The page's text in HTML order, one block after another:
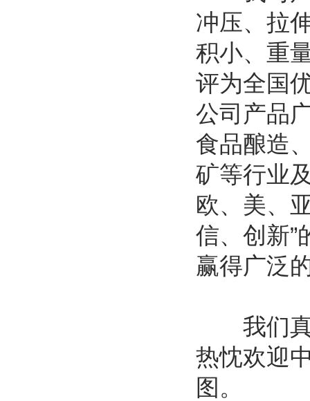
冲压、拉
积小、重
评为全国
公司产品
食品酿造
矿等行业
欧、美、
信、创新”
赢得广泛
我们真
热忱欢迎
图。